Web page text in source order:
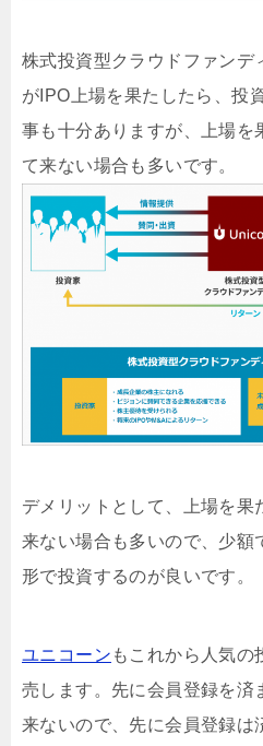
株式投資型クラウドファンデ
がIPO上場を果たしたら、投
事も十分ありますが、上場を
て来ない場合も多いです。
デメリットとして、上場を果
来ない場合も多いので、少額
形で投資するのが良いです。
ユニコーン もこれから人気の
売します。先に会員登録を済
来ないので、先に会員登録は